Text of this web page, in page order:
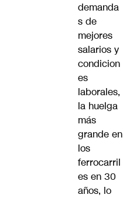
demanda
s de
mejores
salarios y
condicion
es
laborales,
la huelga
más
grande en
los
ferrocarril
es en 30
años, lo